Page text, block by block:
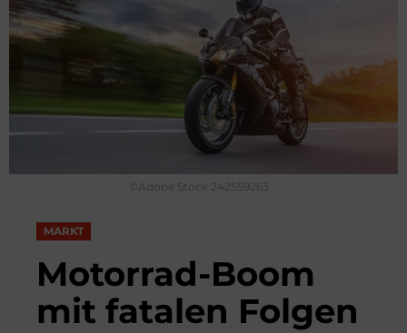
©Adobe Stock 242559263
MARKT
Motorrad-Boom
mit fatalen Folgen